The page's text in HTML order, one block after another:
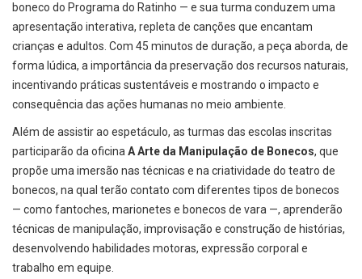
boneco do Programa do Ratinho — e sua turma conduzem uma
apresentação interativa, repleta de canções que encantam
crianças e adultos. Com 45 minutos de duração, a peça aborda, de
forma lúdica, a importância da preservação dos recursos naturais,
incentivando práticas sustentáveis e mostrando o impacto e
consequência das ações humanas no meio ambiente.
Além de assistir ao espetáculo, as turmas das escolas inscritas
participarão da oficinaA Arte da Manipulação de Bonecos, que
propõe uma imersão nas técnicas e na criatividade do teatro de
bonecos, na qual terão contato com diferentes tipos de bonecos
— como fantoches, marionetes e bonecos de vara —, aprenderão
técnicas de manipulação, improvisação e construção de histórias,
desenvolvendo habilidades motoras, expressão corporal e
trabalho em equipe.